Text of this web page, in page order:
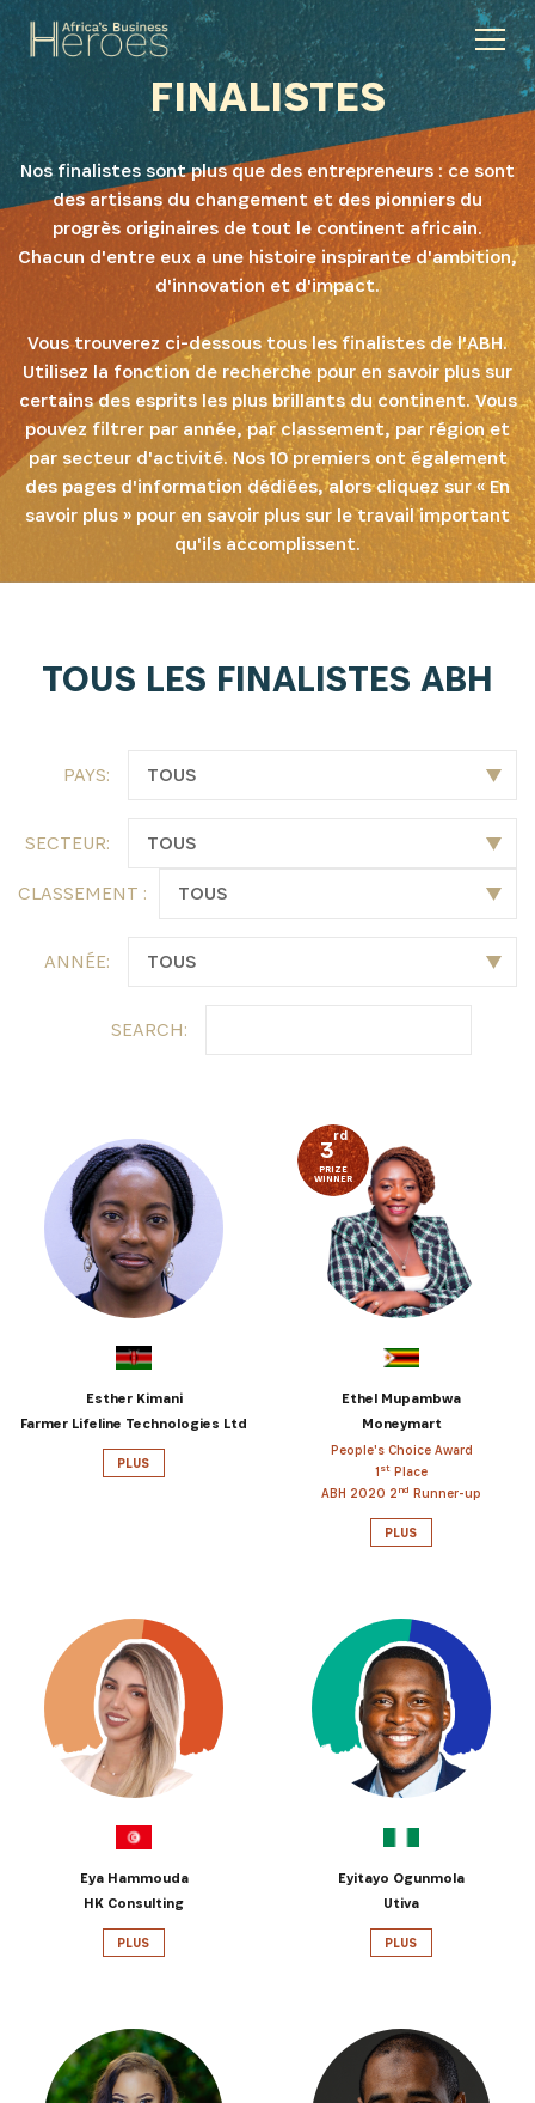
FINALISTES
Nos finalistes sont plus que des entrepreneurs : ce sont
des artisans du changement et des pionniers du
progrès originaires de tout le continent africain.
Chacun d'entre eux a une histoire inspirante d'ambition,
d'innovation et d'impact.
Vous trouverez ci-dessous tous les finalistes de l'ABH.
Utilisez la fonction de recherche pour en savoir plus sur
certains des esprits les plus brillants du continent. Vous
pouvez filtrer par année, par classement, par région et
par secteur d'activité. Nos 10 premiers ont également
des pages d'information dédiées, alors cliquez sur « En
savoir plus » pour en savoir plus sur le travail important
qu'ils accomplissent.
TOUS LES FINALISTES ABH
PAYS:
SECTEUR:
CLASSEMENT :
ANNÉE:
SEARCH:
Esther Kimani
Farmer Lifeline Technologies Ltd
PLUS
3rd
PRIZE
WINNER
Ethel Mupambwa
Moneymart
People's Choice Award
1 st Place
ABH 2020 2 nd Runner-up
PLUS
Eya Hammouda
HK Consulting
PLUS
Eyitayo Ogunmola
Utiva
PLUS